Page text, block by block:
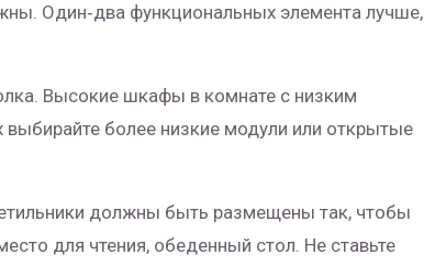
Один‑два функциональных элемента лучше,
Высокие шкафы в комнате с низким
более низкие модули или открытые
должны быть размещены так, чтобы
для чтения, обеденный стол. Не ставьте